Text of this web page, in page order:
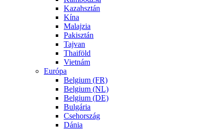
Kazahsztán
Kína
Malajzia
Pakisztán
Tajvan
Thaiföld
Vietnám
Európa
Belgium (FR)
Belgium (NL)
Belgium (DE)
Bulgária
Csehország
Dánia